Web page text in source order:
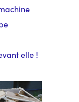
elle !